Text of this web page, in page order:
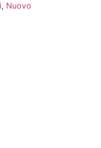
, Nuovo